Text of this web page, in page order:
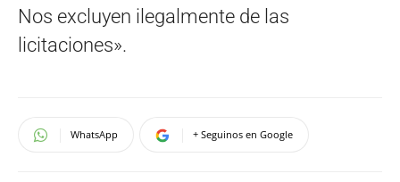
Nos excluyen ilegalmente de las
licitaciones».
WhatsApp + Seguinos en Google